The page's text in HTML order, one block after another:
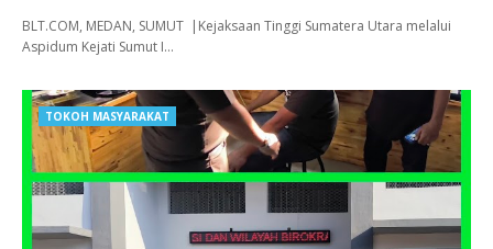
BLT.COM, MEDAN, SUMUT |Kejaksaan Tinggi Sumatera Utara melalui
Aspidum Kejati Sumut I…
TOKOH MASYARAKAT